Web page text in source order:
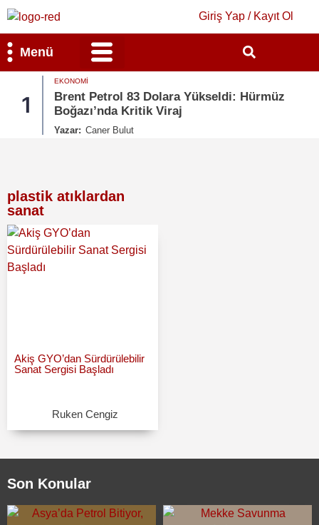
Giriş Yap / Kayıt Ol
Menü
1
EKONOMI
Brent Petrol 83 Dolara Yükseldi: Hürmüz
Boğazı’nda Kritik Viraj
Yazar: Caner Bulut
plastik atıklardan
sanat
Akiş GYO’dan Sürdürülebilir
Sanat Sergisi Başladı
Ruken Cengiz
Son Konular